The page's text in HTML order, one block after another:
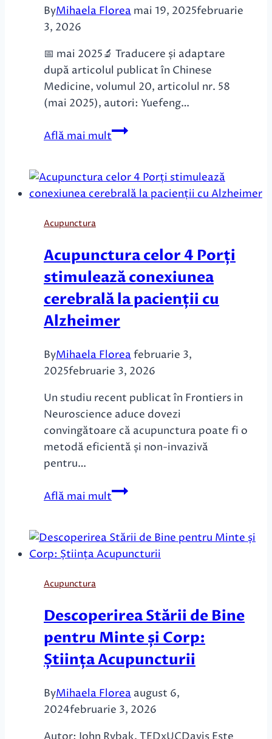
ByMihaela Florea mai 19, 2025februarie
3, 2026
📅 mai 2025🔬 Traducere și adaptare
după articolul publicat în Chinese
Medicine, volumul 20, articolul nr. 58
(mai 2025), autori: Yuefeng…
Află mai multAcupunctură
de
stimulare
neurologice
frecvente:
dovezi
din
neuroimagistică
Acupunctura
Acupunctura celor 4 Porți
stimulează conexiunea
cerebrală la pacienții cu
Alzheimer
ByMihaela Florea februarie 3,
2025februarie 3, 2026
Un studiu recent publicat în Frontiers in
Neuroscience aduce dovezi
convingătoare că acupunctura poate fi o
metodă eficientă și non-invazivă
pentru…
Află mai multAcupunctura
Porți
stimulează
pacienții
cu
Alzheimer
Acupunctura
Descoperirea Stării de Bine
pentru Minte și Corp:
Știința Acupuncturii
ByMihaela Florea august 6,
2024februarie 3, 2026